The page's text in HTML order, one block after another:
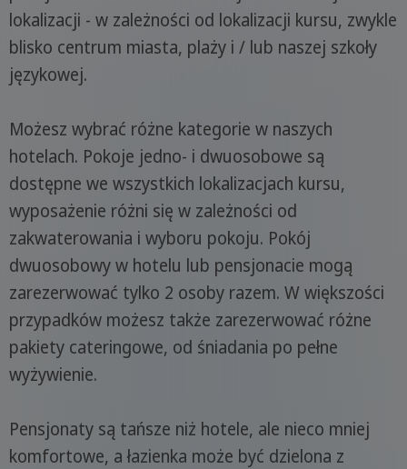
lokalizacji - w zależności od lokalizacji kursu, zwykle
blisko centrum miasta, plaży i / lub naszej szkoły
językowej.
Możesz wybrać różne kategorie w naszych
hotelach. Pokoje jedno- i dwuosobowe są
dostępne we wszystkich lokalizacjach kursu,
wyposażenie różni się w zależności od
zakwaterowania i wyboru pokoju. Pokój
dwuosobowy w hotelu lub pensjonacie mogą
zarezerwować tylko 2 osoby razem. W większości
przypadków możesz także zarezerwować różne
pakiety cateringowe, od śniadania po pełne
wyżywienie.
Pensjonaty są tańsze niż hotele, ale nieco mniej
komfortowe, a łazienka może być dzielona z